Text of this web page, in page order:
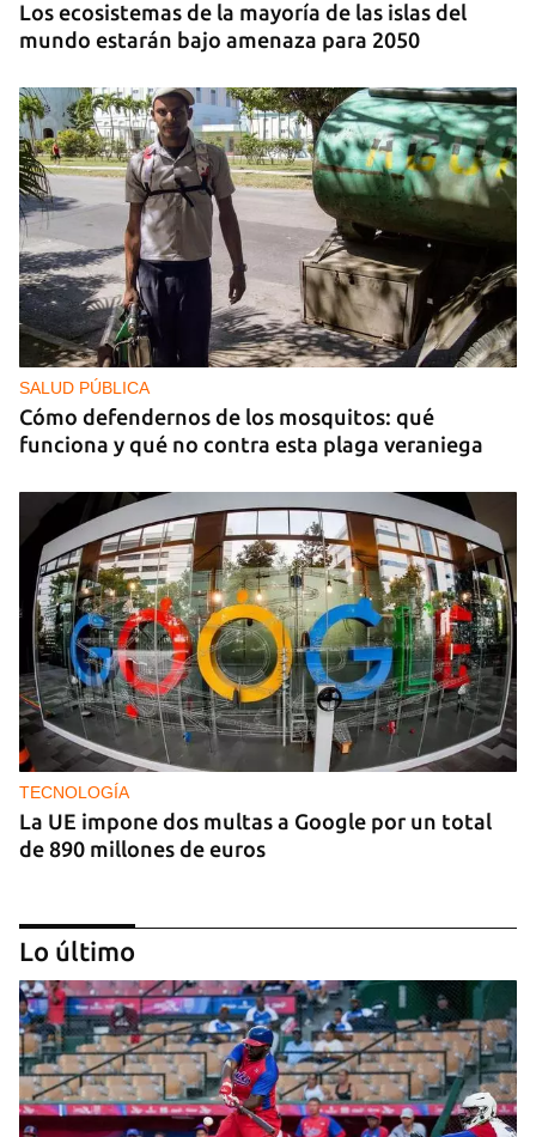
Los ecosistemas de la mayoría de las islas del
mundo estarán bajo amenaza para 2050
SALUD PÚBLICA
Cómo defendernos de los mosquitos: qué
funciona y qué no contra esta plaga veraniega
TECNOLOGÍA
La UE impone dos multas a Google por un total
de 890 millones de euros
Lo último